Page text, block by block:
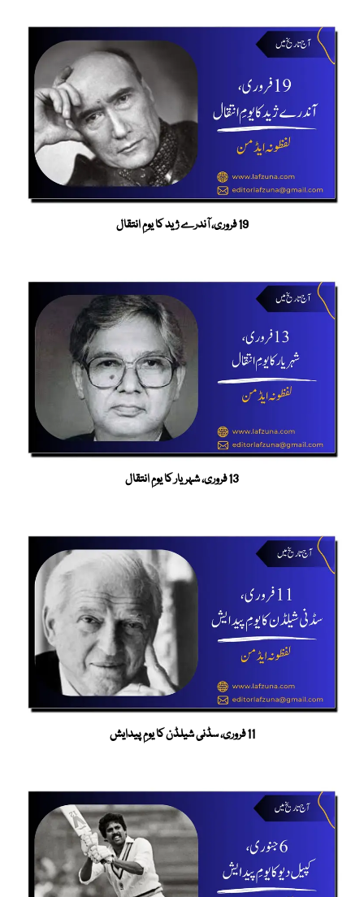
19 فروری، آندرے ژید کا یومِ انتقال
13 فروری، شہریار کا یومِ انتقال
11 فروری، سڈنی شیلڈن کا یومِ پیدایش